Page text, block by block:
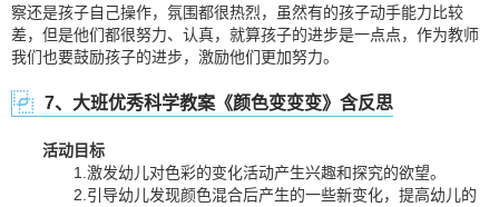
察还是孩子自己操作，氛围都很热烈，虽然有的孩子动手能力比较
差，但是他们都很努力、认真，就算孩子的进步是一点点，作为教师
我们也要鼓励孩子的进步，激励他们更加努力。
7、大班优秀科学教案《颜色变变变》含反思
活动目标
1.激发幼儿对色彩的变化活动产生兴趣和探究的欲望。
2.引导幼儿发现颜色混合后产生的一些新变化，提高幼儿的